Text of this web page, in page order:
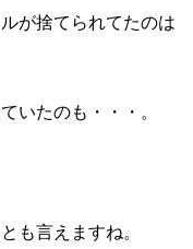
が捨てられてたのは
いたのも・・・。
も言えますね。